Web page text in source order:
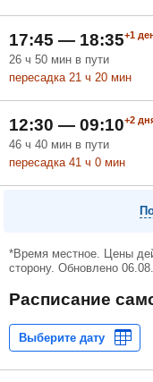
17:45 — 18:35+1
26 ч 50 мин в пути
пересадка 21 ч 20 мин
12:30 — 09:10+2
46 ч 40 мин в пути
пересадка 41 ч 0 мин
*Время местное. Цены
сторону. Обновлено
Расписание